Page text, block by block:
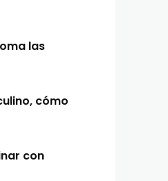
las
cómo
con